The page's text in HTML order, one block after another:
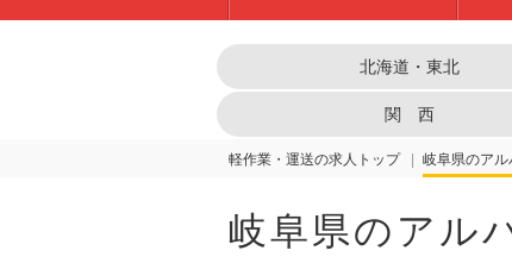
北海道・東北
関 西
軽作業・運送の求人トップ 岐阜県
岐阜県のアル